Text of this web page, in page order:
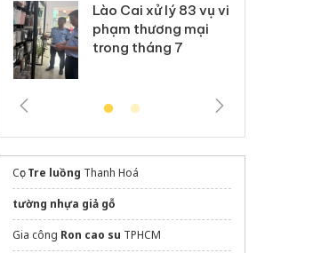
Lào Cai xử lý 83 vụ vi
phạm thương mại
trong tháng 7
CọcTre luồng Thanh Hoá
tường nhựa giả gỗ
Gia công Ron cao su TPHCM